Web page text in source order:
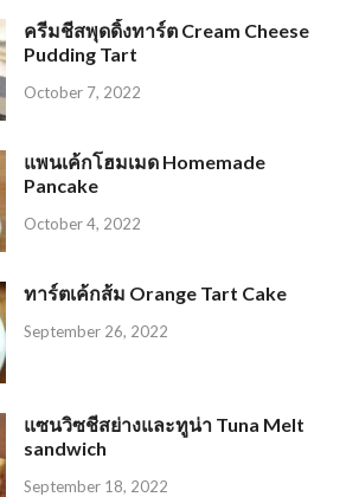
ครีมชีสพุดดิ้งทาร์ต Cream Cheese
Pudding Tart
October 7, 2022
แพนเค้กโฮมเมด Homemade
Pancake
October 4, 2022
ทาร์ตเค้กส้ม Orange Tart Cake
September 26, 2022
แซนวิซชีสย่างและทูน่า Tuna Melt
sandwich
September 18, 2022